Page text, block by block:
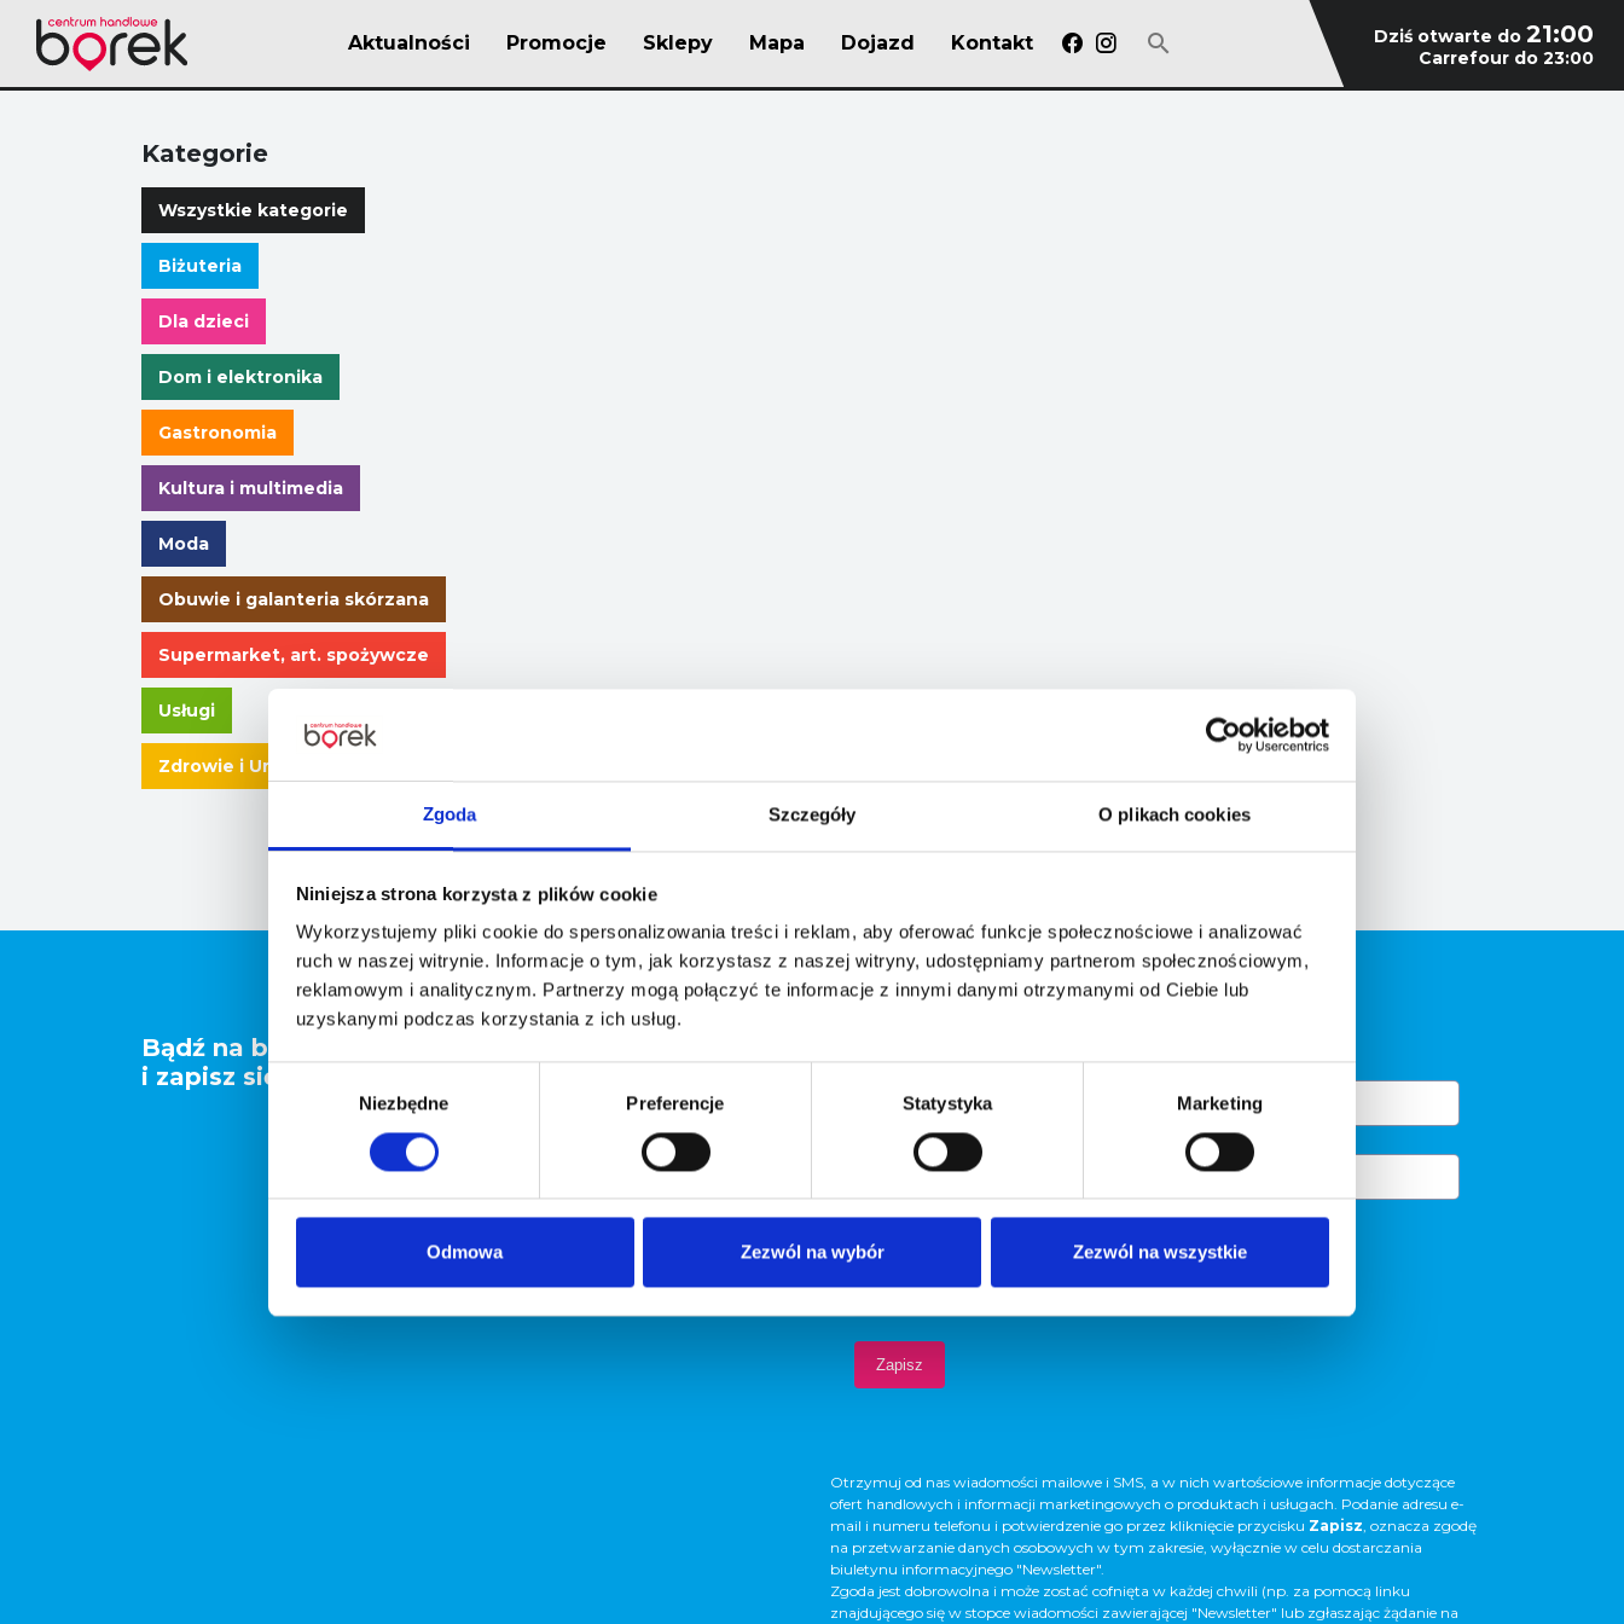
Zgoda Szczegóły O plikach cookies
Niniejsza strona korzysta z plików cookie
Wykorzystujemy pliki cookie do spersonalizowania treści i reklam, aby oferować funkcje społecznościowe i analizować
ruch w naszej witrynie. Informacje o tym, jak korzystasz z naszej witryny, udostępniamy partnerom społecznościowym,
reklamowym i analitycznym. Partnerzy mogą połączyć te informacje z innymi danymi otrzymanymi od Ciebie lub
uzyskanymi podczas korzystania z ich usług.
Wybór
Niezbędne Preferencje Statystyka Marketing
Odmowa Zezwól na wybór Zezwól na wszystkie
Aktualności Promocje Sklepy Mapa Dojazd Kontakt Dziś otwarte do 21:00
Carrefour do 23:00
Kategorie
Wszystkie kategorie
Biżuteria
Dla dzieci
Dom i elektronika
Gastronomia
Kultura i multimedia
Moda
Obuwie i galanteria skórzana
Supermarket, art. spożywcze
Usługi
Zdrowie i Uroda
Bądź na bieżąco
i zapisz się do newslettera!
Otrzymuj od nas wiadomości mailowe i SMS, a w nich wartościowe informacje dotyczące
ofert handlowych i informacji marketingowych o produktach i usługach. Podanie adresu e-
mail i numeru telefonu i potwierdzenie go przez kliknięcie przycisku Zapisz, oznacza zgodę
na przetwarzanie danych osobowych w tym zakresie, wyłącznie w celu dostarczania
biuletynu informacyjnego "Newsletter".
Zgoda jest dobrowolna i może zostać cofnięta w każdej chwili (np. za pomocą linku
znajdującego się w stopce wiadomości zawierającej "Newsletter" lub zgłaszając żądanie na